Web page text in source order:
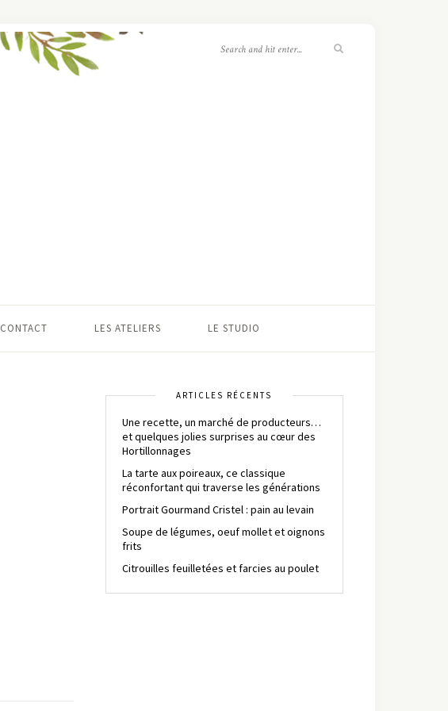
CONTACT LES ATELIERS LE STUDIO
ARTICLES RÉCENTS
Une recette, un marché de producteurs…
et quelques jolies surprises au cœur des
Hortillonnages
La tarte aux poireaux, ce classique
réconfortant qui traverse les générations
Portrait Gourmand Cristel : pain au levain
Soupe de légumes, oeuf mollet et oignons
frits
Citrouilles feuilletées et farcies au poulet